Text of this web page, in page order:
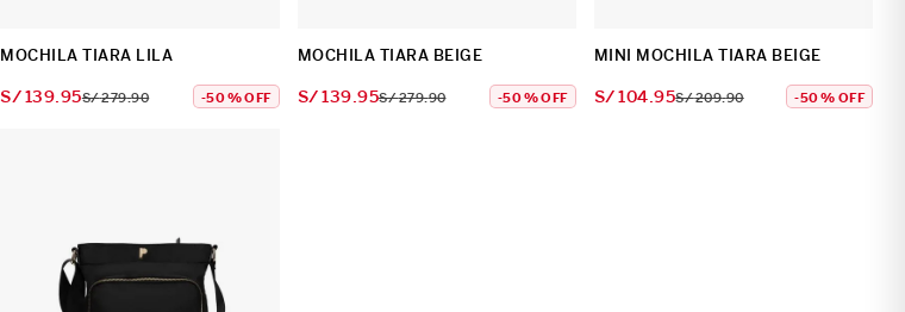
MOCHILA TIARA LILA
S/139 95S/279.90 -50 %OFF
MOCHILA TIARA BEIGE
S/139 95S/279.90 -50 %OFF
MINI MOCHILA TIARA BEIGE
S/104 .95S/209.90 -50 % OFF